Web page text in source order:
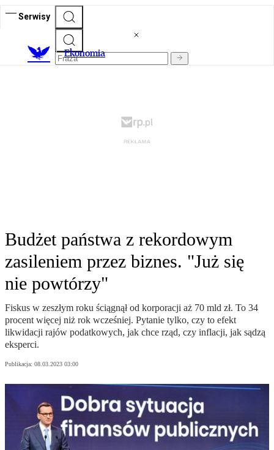
Serwisy
Ekonomia
Budżet państwa z rekordowym
zasileniem przez biznes. "Już się
nie powtórzy"
Fiskus w zeszłym roku ściągnął od korporacji aż 70 mld zł. To 34
procent więcej niż rok wcześniej. Pytanie tylko, czy to efekt
likwidacji rajów podatkowych, jak chce rząd, czy inflacji, jak sądzą
eksperci.
Publikacja: 08.03.2023 03:00